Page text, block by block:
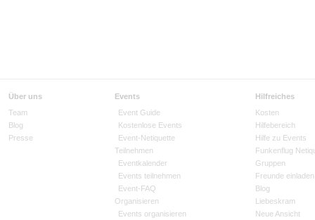
Über uns
Team
Blog
Presse
Events
Event Guide
Kostenlose Events
Event-Netiquette
Teilnehmen
Eventkalender
Events teilnehmen
Event-FAQ
Organisieren
Events organisieren
Hilfreiches
Kosten
Hilfebereich
Hilfe zu Events
Funkenflug
Gruppen
Freunde einladen
Blog
Liebeskram
Neue Ansicht